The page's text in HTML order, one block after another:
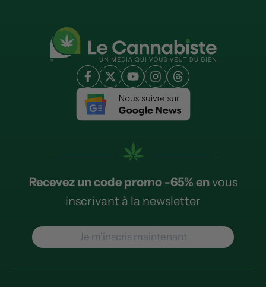
Recevez un code promo -65% envous
inscrivant à la newsletter
Je m'inscris maintenant